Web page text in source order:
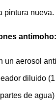
pintura nueva.
antimoho:
un aerosol
diluido
de